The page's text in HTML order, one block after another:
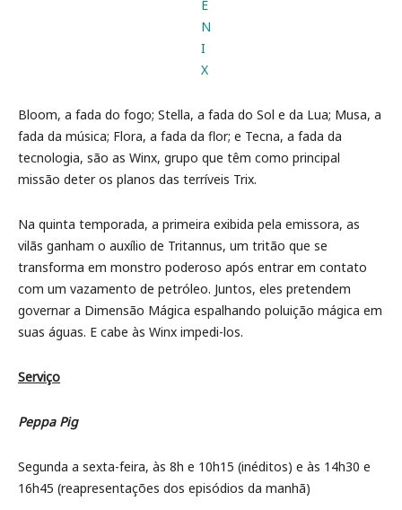
Bloom, a fada do fogo; Stella, a fada do Sol e da Lua; Musa, a
fada da música; Flora, a fada da flor; e Tecna, a fada da
tecnologia, são as Winx, grupo que têm como principal
missão deter os planos das terríveis Trix.
Na quinta temporada, a primeira exibida pela emissora, as
vilãs ganham o auxílio de Tritannus, um tritão que se
transforma em monstro poderoso após entrar em contato
com um vazamento de petróleo. Juntos, eles pretendem
governar a Dimensão Mágica espalhando poluição mágica em
suas águas. E cabe às Winx impedi-los.
Serviço
Peppa Pig
Segunda a sexta-feira, às 8h e 10h15 (inéditos) e às 14h30 e
16h45 (reapresentações dos episódios da manhã)